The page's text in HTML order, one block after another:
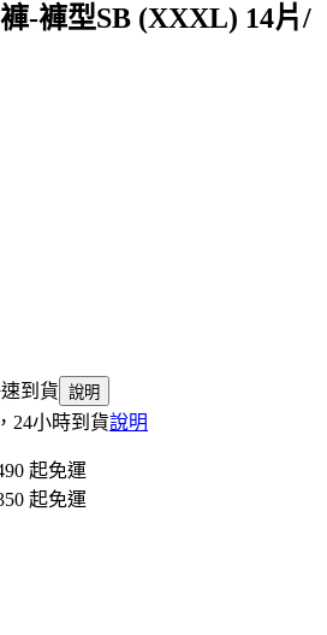
-褲型SB (XXXL) 14片/
到貨 說明
24小時到貨說明
起免運
起免運